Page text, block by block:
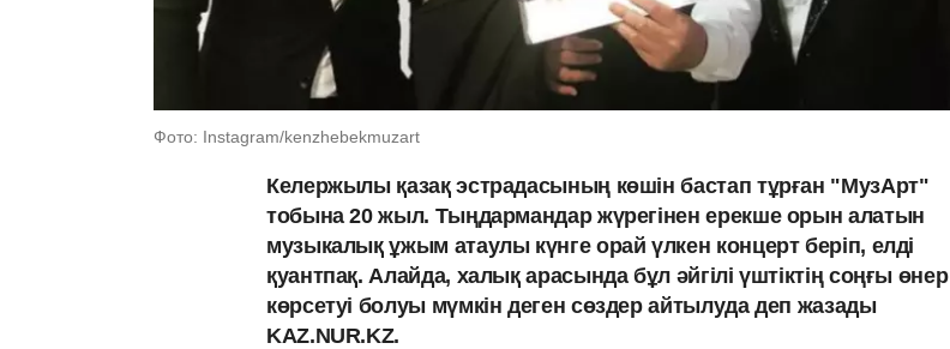
Фото: Instagram/kenzhebekmuzart
Келержылы қазақ эстрадасының көшін бастап тұрған "МузАрт"
тобына 20 жыл. Тыңдармандар жүрегінен ерекше орын алатын
музыкалық ұжым атаулы күнге орай үлкен концерт беріп, елді
қуантпақ. Алайда, халық арасында бұл әйгілі үштіктің соңғы өнер
көрсетуі болуы мүмкін деген сөздер айтылуда деп жазады
KAZ.NUR.KZ.